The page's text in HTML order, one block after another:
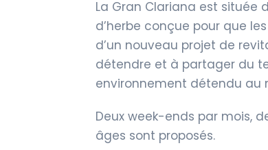
La Gran Clariana est située
d’herbe conçue pour que
d’un nouveau projet de
détendre et à partager du
environnement détendu au
Deux week-ends par mois,
âges sont proposés.